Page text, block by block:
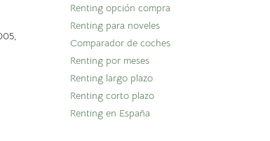
Renting opción compra
Renting para noveles
Comparador de coches
Renting por meses
Renting largo plazo
Renting corto plazo
Renting en España